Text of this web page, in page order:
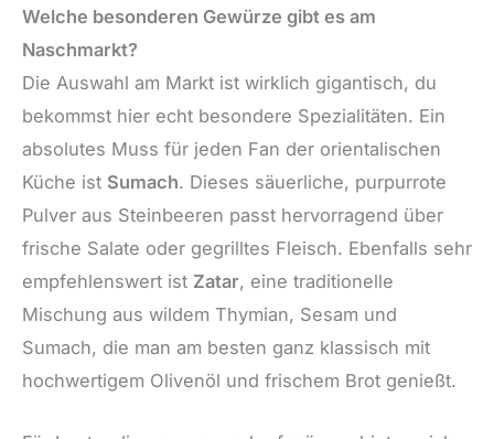
Welche besonderen Gewürze gibt es am
Naschmarkt?
Die Auswahl am Markt ist wirklich gigantisch, du
bekommst hier echt besondere Spezialitäten. Ein
absolutes Muss für jeden Fan der orientalischen
Küche ist Sumach. Dieses säuerliche, purpurrote
Pulver aus Steinbeeren passt hervorragend über
frische Salate oder gegrilltes Fleisch. Ebenfalls sehr
empfehlenswert ist Zatar, eine traditionelle
Mischung aus wildem Thymian, Sesam und
Sumach, die man am besten ganz klassisch mit
hochwertigem Olivenöl und frischem Brot genießt.